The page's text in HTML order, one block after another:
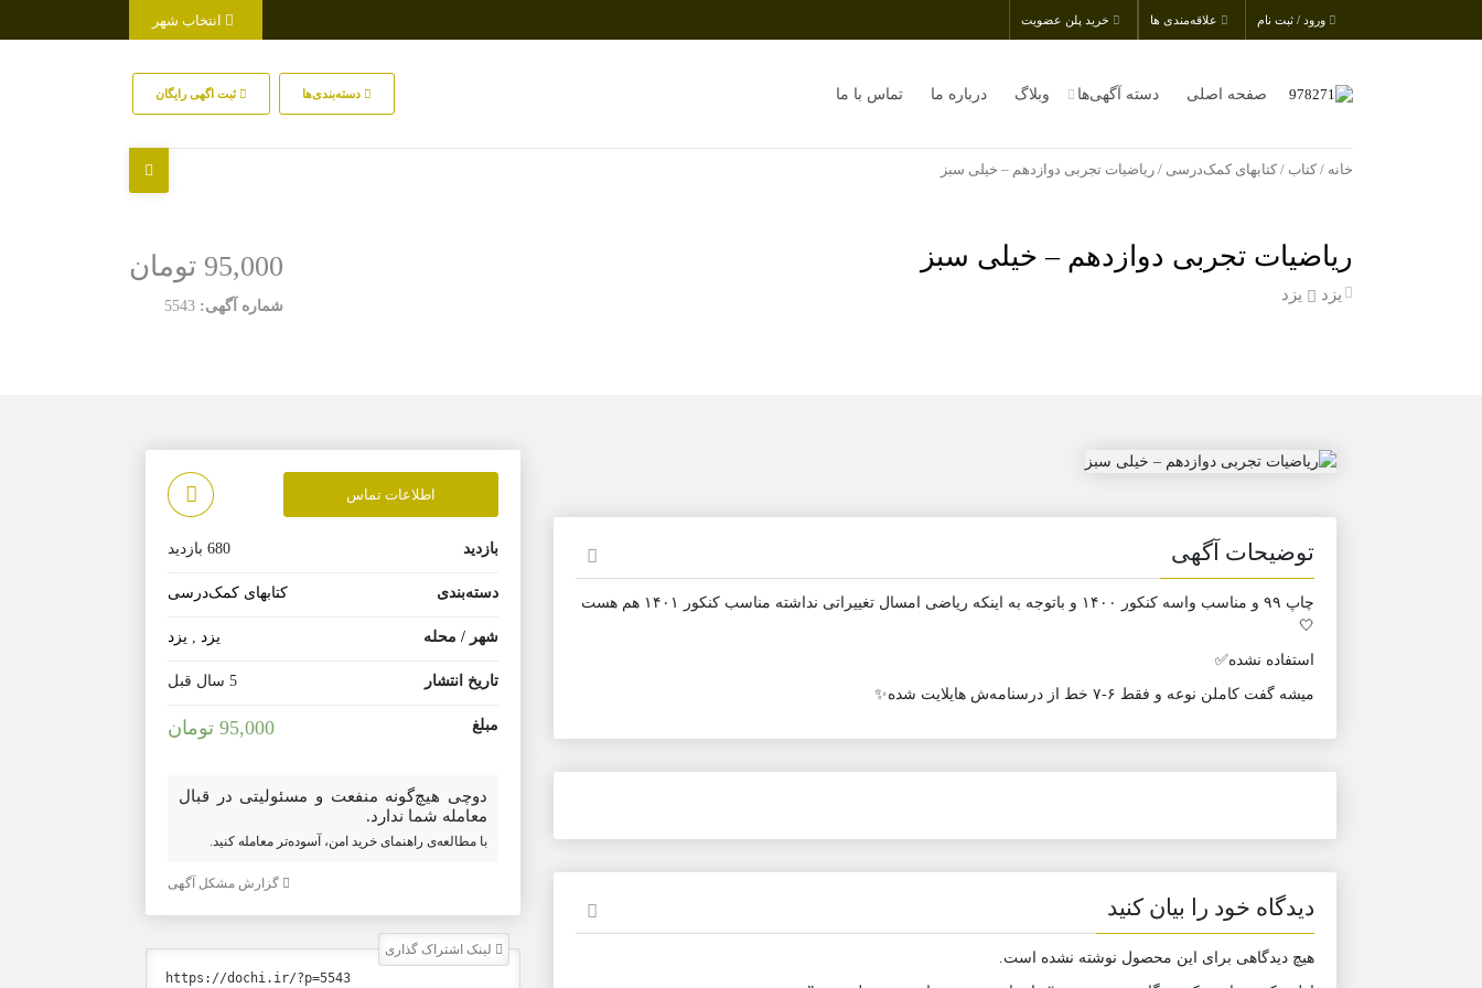
ورود / ثبت نام علاقه‌مندی ها خرید پلن عضویت
صفحه اصلی دسته آگهی‌ها وبلاگ درباره ما تماس با ما دسته‌بندی‌ها ثبت اگهی رایگان
خانه / کتاب / کتابهای کمک‌درسی / ریاضیات تجربی دوازدهم – خیلی سبز
ریاضیات تجربی دوازدهم – خیلی سبز
یزد یزد
95,000 تومان
شماره آگهی: 5543
توضیحات آگهی
چاپ ۹۹ و مناسب واسه کنکور ۱۴۰۰ و باتوجه به اینکه ریاضی امسال تغییراتی نداشته مناسب کنکور ۱۴۰۱ هم هست
🤍
استفاده نشده✅
میشه گفت کاملن نوعه و فقط ۶-۷ خط از درسنامه‌ش هایلایت شده✨
دیدگاه خود را بیان کنید
هیچ دیدگاهی برای این محصول نوشته نشده است.
اطلاعات تماس
بازدید 680 بازدید
دسته‌بندی کتابهای کمک‌درسی
شهر / محله یزد یزد
تاریخ انتشار 5 سال قبل
مبلغ 95,000 تومان
دوچی هیچ‌گونه منفعت و مسئولیتی در قبال
معامله شما ندارد.
با مطالعه‌ی راهنمای خرید امن، آسوده‌تر معامله کنید.
گزارش مشکل آگهی
لینک اشتراک گذاری